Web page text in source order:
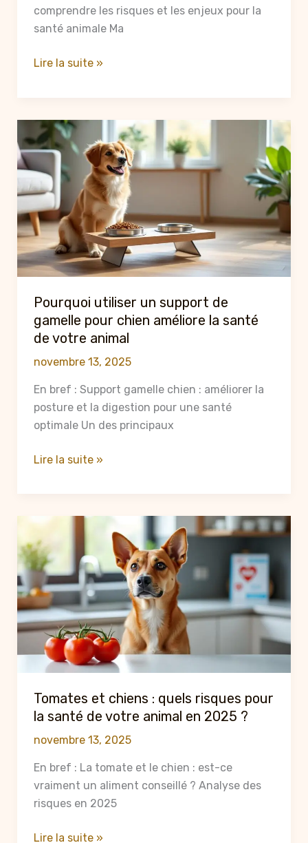
comprendre les risques et les enjeux pour la
santé animale Ma
Noix
dangers
et
précautions
à
connaître
en
2025
?
Lire la suite »
Pourquoi utiliser un support de
gamelle pour chien améliore la santé
de votre animal
novembre 13, 2025
En bref : Support gamelle chien : améliorer la
posture et la digestion pour une santé
optimale Un des principaux
Pourquoi
gamelle
pour
chien
améliore
la
santé
de
votre
animal
Lire la suite »
Tomates et chiens : quels risques pour
la santé de votre animal en 2025 ?
novembre 13, 2025
En bref : La tomate et le chien : est-ce
vraiment un aliment conseillé ? Analyse des
risques en 2025
Tomates
Lire la suite »